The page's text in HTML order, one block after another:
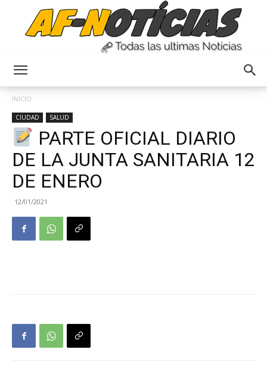
INICIO
CIUDAD SALUD
PARTE OFICIAL DIARIO
DE LA JUNTA SANITARIA 12
DE ENERO
12/01/2021